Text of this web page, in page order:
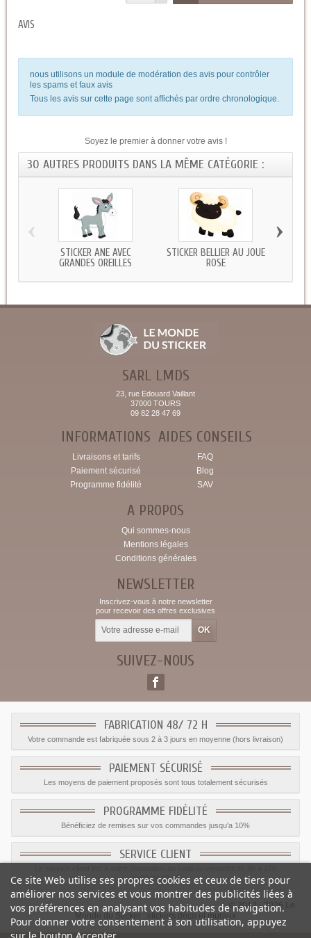
AVIS
nous utilisons un module de modération des avis pour contrôler
les spams et faux avis
Tous les avis sur cette page sont affichés par ordre chronologique.
Soyez le premier à donner votre avis !
30 AUTRES PRODUITS DANS LA MÊME CATÉGORIE :
STICKER ANE AVEC
GRANDES OREILLES
STICKER BELLIER AU JOUE
ROSE
‹ ›
SARL LMDS
23, rue Edouard Vaillant
37000 TOURS
09 82 28 47 69
INFORMATIONS
Livraisons et tarifs
Paiement sécurisé
Programme fidélité
AIDES CONSEILS
FAQ
Blog
SAV
A PROPOS
Qui sommes-nous
Mentions légales
Conditions générales
NEWSLETTER
Inscrivez-vous à notre newsletter
pour recevoir des offres exclusives
SUIVEZ-NOUS
FABRICATION 48/ 72 H
Votre commande est fabriquée sous 2 à 3 jours en moyenne (hors livraison)
PAIEMENT SÉCURISÉ
Les moyens de paiement proposés sont tous totalement sécurisés
PROGRAMME FIDÉLITÉ
Bénéficiez de remises sur vos commandes jusqu'a 10%
SERVICE CLIENT
09.82.28.47.69.
© 2012 - 2026 Le
Monde du Sticker :
stickers déco et muraux
Ce site Web utilise ses propres cookies et ceux de tiers pour
améliorer nos services et vous montrer des publicités liées à
vos préférences en analysant vos habitudes de navigation.
Pour donner votre consentement à son utilisation, appuyez